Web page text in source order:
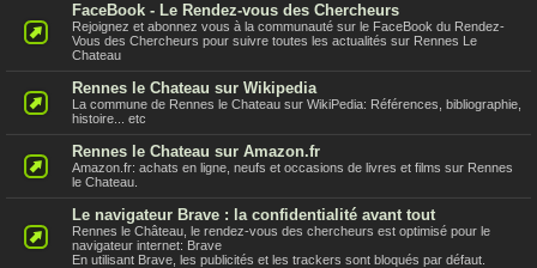
FaceBook - Le Rendez-vous des Chercheurs
Rejoignez et abonnez vous à la communauté sur le FaceBook du Rendez-
Vous des Chercheurs pour suivre toutes les actualités sur Rennes Le
Chateau
Rennes le Chateau sur Wikipedia
La commune de Rennes le Chateau sur WikiPedia: Références, bibliographie,
histoire... etc
Rennes le Chateau sur Amazon.fr
Amazon.fr: achats en ligne, neufs et occasions de livres et films sur Rennes
le Chateau.
Le navigateur Brave : la confidentialité avant tout
Rennes le Château, le rendez-vous des chercheurs est optimisé pour le
navigateur internet: Brave
En utilisant Brave, les publicités et les trackers sont bloqués par défaut.